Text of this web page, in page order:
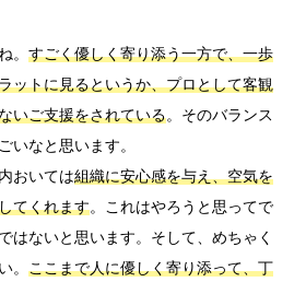
。 すごく優しく寄り添う一方で、一歩
ットに見るというか、プロとして客観
いご支援をされている。そのバランス
いなと思います。
おいては組織に安心感を与え、空気を
てくれます。これはやろうと思ってで
はないと思います。そして、めちゃく
。 ここまで人に優しく寄り添って、丁